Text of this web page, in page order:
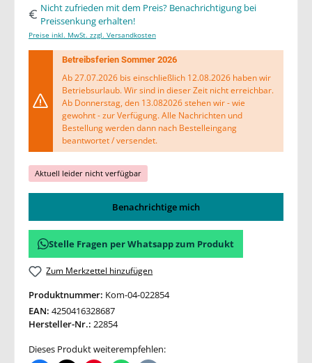
Nicht zufrieden mit dem Preis? Benachrichtigung bei
Preissenkung erhalten!
Preise inkl. MwSt. zzgl. Versandkosten
Betreibsferien Sommer 2026
Ab 27.07.2026 bis einschließlich 12.08.2026 haben wir
Betriebsurlaub. Wir sind in dieser Zeit nicht erreichbar.
Ab Donnerstag, den 13.082026 stehen wir - wie
gewohnt - zur Verfügung. Alle Nachrichten und
Bestellung werden dann nach Bestelleingang
beantwortet / versendet.
Aktuell leider nicht verfügbar
Benachrichtige mich
Stelle Fragen per Whatsapp zum Produkt
Zum Merkzettel hinzufügen
Produktnummer: Kom-04-022854
EAN: 4250416328687
Hersteller-Nr.: 22854
Dieses Produkt weiterempfehlen: